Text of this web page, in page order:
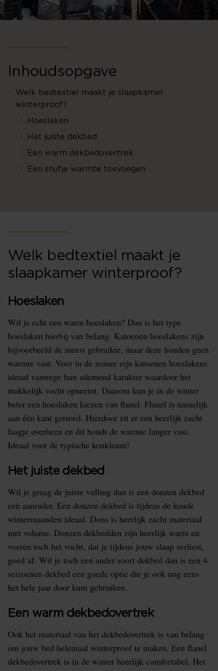
Inhoudsopgave
Welk bedtextiel maakt je slaapkamer
winterproof?
Hoeslaken
Het juiste dekbed
Een warm dekbedovertrek
Een snufje warmte toevoegen
Welk bedtextiel maakt je
slaapkamer winterproof?
Hoeslaken
Wil je echt een warm hoeslaken? Dan is het type
hoeslaken hierbij van belang. Katoenen hoeslakens zijn
bijvoorbeeld de meest gebruikte, maar deze houden geen
warmte vast. Voor in de zomer zijn katoenen hoeslakens
ideaal vanwege hun ademend karakter waardoor het
makkelijk vocht opneemt. Daarom kun je in de winter
beter een hoeslaken kiezen van flanel. Flanel is namelijk
aan één kant geruwd. Hierdoor zit er een heerlijk zacht
laagje overheen en dit houdt de warmte langer vast.
Ideaal voor de typische koukleum!
Het juiste dekbed
Wil je graag de juiste vulling dan is een donzen dekbed
een aanrader. Een donzen dekbed is tijdens de koude
wintermaanden ideaal. Dons is heerlijk zacht materiaal
met volume. Donzen dekbedden zijn heerlijk warm en
voeren toch het vocht, dat je tijdens jouw slaap verliest,
goed af. Wil je toch een ander soort dekbed dan is een 4
seizoenen dekbed een goede optie die je ook nog eens
het hele jaar door kunt gebruiken.
Een warm dekbedovertrek
Ook het materiaal van het dekbedovertrek is van belang
om jouw bed helemaal winterproof te maken. Een flanel
dekbedovertrek is in de winter heerlijk comfortabel. Het